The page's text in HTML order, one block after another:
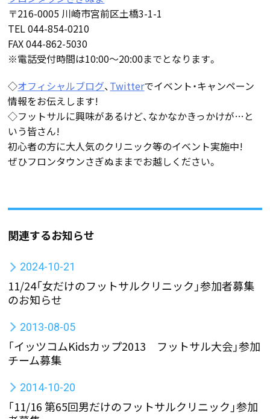
〒216-0005 川崎市宮前区土橋3-1-1
TEL 044-854-0210
FAX 044-862-5030
※電話受付時間は10:00～20:00までとなります。
◇オフィシャルブログ、Twitterでイベント・キャンペーン
情報をお伝えします!
◇フットサルに興味があるけど、なかなかきっかけが…と
いう皆さん!
初心者の方に大人気のクリニック等のイベント実施中!
ぜひフロンタウンさぎぬままでお越しください。
関連するお知らせ
2024-10-21
11/24「女だけのフットサルクリニック」参加者募集
のお知らせ
2013-08-05
「イッツコムKidsカップ2013 フットサル大会」参加
チーム募集
2014-10-20
「11/16 第65回男だけのフットサルクリニック」参加